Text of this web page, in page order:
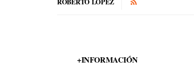
+INFORMACIÓN